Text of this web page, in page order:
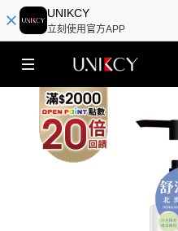
UNIKCY
立刻使用官方APP